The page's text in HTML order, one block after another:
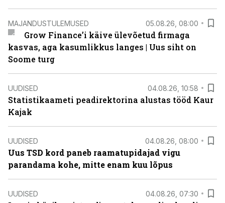
MAJANDUSTULEMUSED 05.08.26, 08:00
Grow Finance’i käive ülevõetud firmaga
kasvas, aga kasumlikkus langes | Uus siht on
Soome turg
UUDISED 04.08.26, 10:58
Statistikaameti peadirektorina alustas tööd Kaur
Kajak
UUDISED 04.08.26, 08:00
Uus TSD kord paneb raamatupidajad vigu
parandama kohe, mitte enam kuu lõpus
UUDISED 04.08.26, 07:30